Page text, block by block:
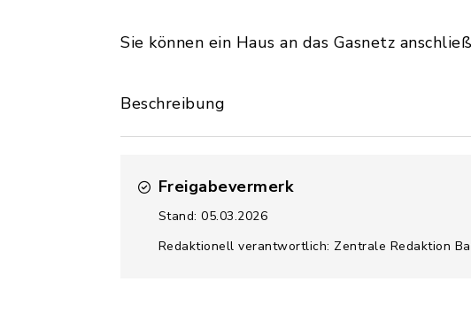
Sie können ein Haus an das Gasnetz
Beschreibung
Freigabevermerk
Stand: 05.03.2026
Redaktionell verantwortlich: Zentrale Redaktion